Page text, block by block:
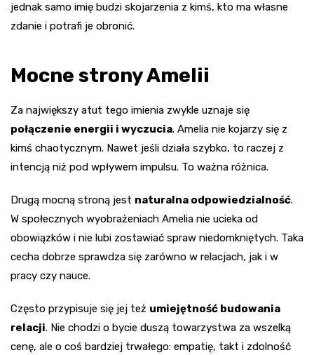
jednak samo imię budzi skojarzenia z kimś, kto ma własne
zdanie i potrafi je obronić.
Mocne strony Amelii
Za największy atut tego imienia zwykle uznaje się
połączenie energii i wyczucia. Amelia nie kojarzy się z
kimś chaotycznym. Nawet jeśli działa szybko, to raczej z
intencją niż pod wpływem impulsu. To ważna różnica.
Drugą mocną stroną jest naturalna odpowiedzialność.
W społecznych wyobrażeniach Amelia nie ucieka od
obowiązków i nie lubi zostawiać spraw niedomkniętych. Taka
cecha dobrze sprawdza się zarówno w relacjach, jak i w
pracy czy nauce.
Często przypisuje się jej też umiejętność budowania
relacji. Nie chodzi o bycie duszą towarzystwa za wszelką
cenę, ale o coś bardziej trwałego: empatię, takt i zdolność